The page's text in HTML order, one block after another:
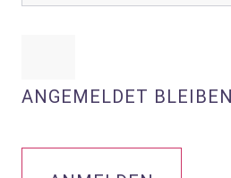
ANGEMELDET BLEIBEN